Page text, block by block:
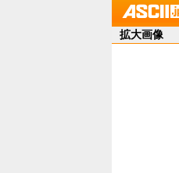
拡大画像